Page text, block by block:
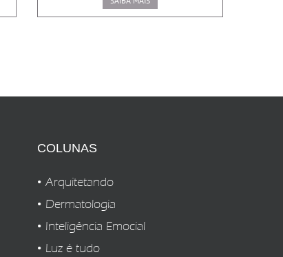
COLUNAS
Arquitetando
Dermatologia
Inteligência Emocial
Luz é tudo